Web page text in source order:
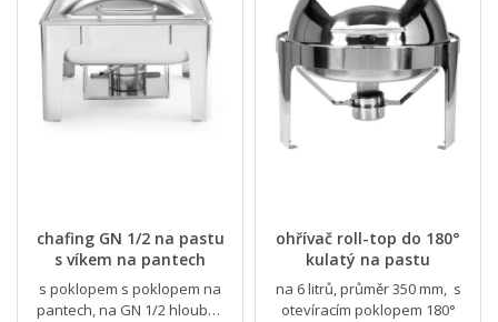
chafing GN 1/2 na pastu
s víkem na pantech
s poklopem s poklopem na
pantech, na GN 1/2 hloubky
ohřívač roll-top do 180°
kulatý na pastu
na 6 litrů, průměr 350 mm, s
otevíracím poklopem 180°